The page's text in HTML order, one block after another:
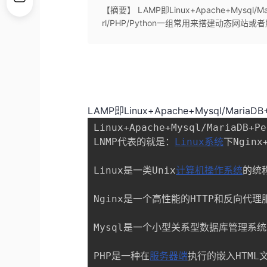
【摘要】 LAMP即Linux+Apache+Mysql/
rl/PHP/Python一组常用来搭建动态网站或
LAMP即Linux+Apache+Mysql/
Linux+Apache+Mysql/
LNMP代表的就是： Linux系统下
Linux是一类Unix计算机操作系统的统
Nginx是一个高性能的HTTP和反向代理
Mysql是一个小型关系型数据库管理系
PHP是一种在服务器端执行的嵌入HTML